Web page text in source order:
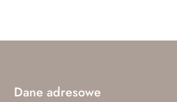
Dane adresowe